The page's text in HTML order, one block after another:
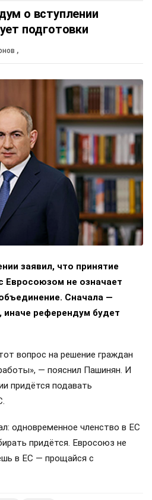
о вступлении
подготовки
,
заявил, что принятие
Евросоюзом не означает
Сначала —
иначе референдум будет
вопрос на решение граждан
— пояснил Пашинян. И
придётся подавать
одновременное членство в ЕС
придётся. Евросоюз не
в ЕС — прощайся с